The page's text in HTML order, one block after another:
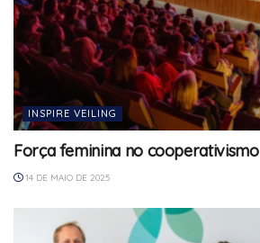
INSPIRE VEILING
Força feminina no cooperativismo
14 DE MAIO DE 2025